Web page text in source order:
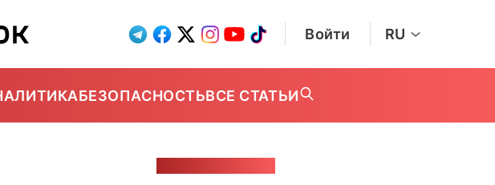
Войти RU
БЕЗОПАСНОСТЬВСЕ СТАТЬИ